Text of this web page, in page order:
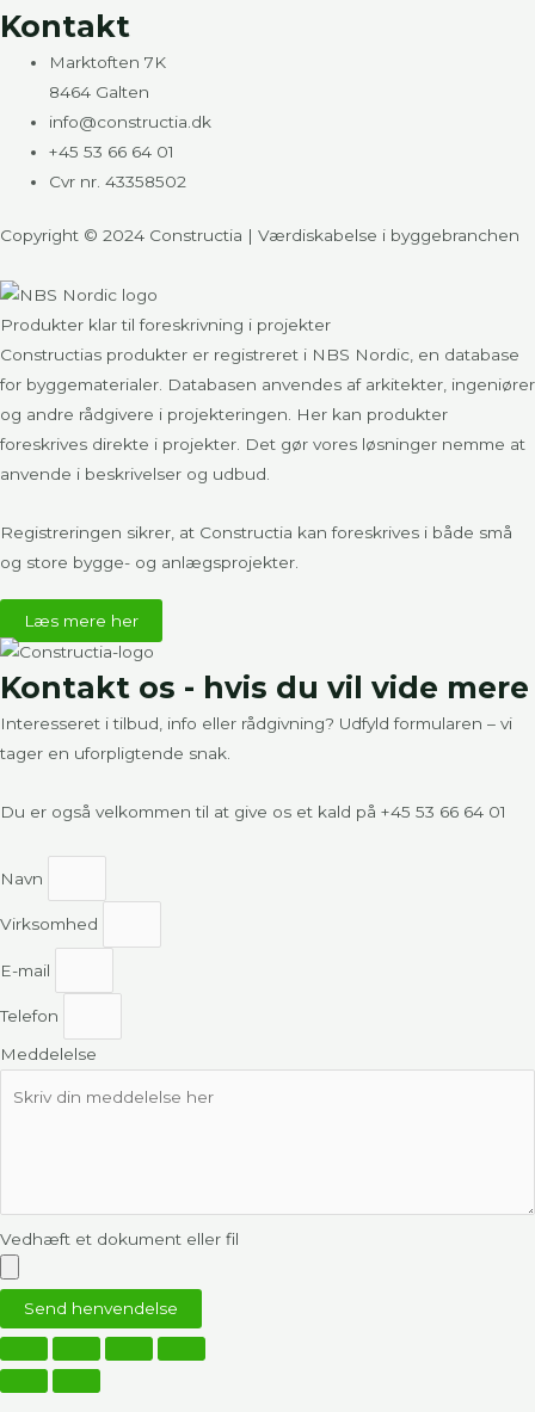
Kontakt
Marktoften 7K
8464 Galten
info@constructia.dk
+45 53 66 64 01
Cvr nr. 43358502
Copyright © 2024 Constructia | Værdiskabelse i byggebranchen
Produkter klar til foreskrivning i projekter​
Constructias produkter er registreret i NBS Nordic, en database
for byggematerialer. Databasen anvendes af arkitekter, ingeniører
og andre rådgivere i projekteringen. Her kan produkter
foreskrives direkte i projekter. Det gør vores løsninger nemme at
anvende i beskrivelser og udbud.
Registreringen sikrer, at Constructia kan foreskrives i både små
og store bygge- og anlægsprojekter.
Læs mere her
Kontakt os - hvis du vil vide mere
Interesseret i tilbud, info eller rådgivning? Udfyld formularen – vi
tager en uforpligtende snak.
Du er også velkommen til at give os et kald på +45 53 66 64 01
Navn
Virksomhed
E-mail
Telefon
Meddelelse
Vedhæft et dokument eller fil
Send henvendelse